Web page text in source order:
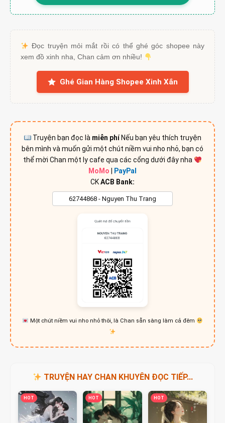
Đọc truyện mỏi mắt rồi có thể ghé góc shopee này
xem đồ xinh nha, Chan cảm ơn nhiều!
Ghé Gian Hàng Shopee Xinh Xắn
Truyện bạn đọc là miễn phíNếu bạn yêu thích truyện
bên mình và muốn gửi một chút niềm vui nho nhỏ, bạn có
thể mời Chan một ly cafe qua các cổng dưới đây nha
MoMo
PayPal
CKACB Bank:
Một chút niềm vui nho nhỏ thôi, là Chan sẵn sàng làm cả đêm
TRUYỆN HAY CHAN KHUYÊN ĐỌC TIẾP...
HOT HOT HOT